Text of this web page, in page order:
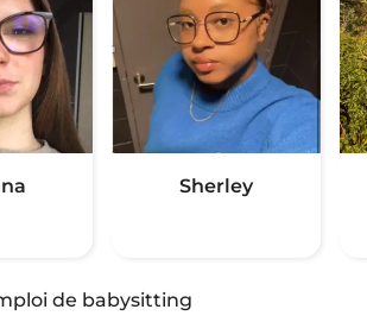
Sherley
de babysitting